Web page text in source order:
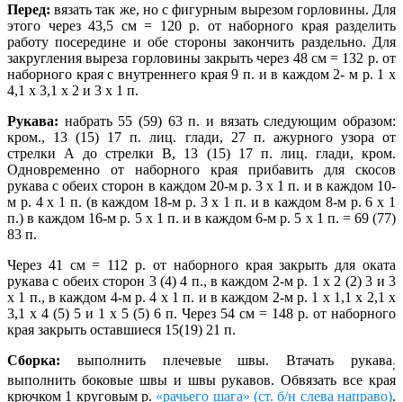
Перед: вязать так же, но с фигурным вырезом горловины. Для
этого через 43,5 см = 120 р. от наборного края разделить
работу посередине и обе стороны закончить раздельно. Для
закругления выреза горловины закрыть через 48 см = 132 р. от
наборного края с внутреннего края 9 п. и в каждом 2- м р. 1 х
4,1 х 3,1 х 2 и 3 х 1 п.
Рукава: набрать 55 (59) 63 п. и вязать следующим образом:
кром., 13 (15) 17 п. лиц. глади, 27 п. ажурного узора от
стрелки А до стрелки В, 13 (15) 17 п. лиц. глади, кром.
Одновременно от наборного края прибавить для скосов
рукава с обеих сторон в каждом 20-м р. 3 х 1 п. и в каждом 10-
м р. 4 х 1 п. (в каждом 18-м р. 3 х 1 п. и в каждом 8-м р. 6 х 1
п.) в каждом 16-м р. 5 х 1 п. и в каждом 6-м р. 5 х 1 п. = 69 (77)
83 п.
Через 41 см = 112 р. от наборного края закрыть для оката
рукава с обеих сторон 3 (4) 4 п., в каждом 2-м р. 1 х 2 (2) 3 и 3
х 1 п., в каждом 4-м р. 4 х 1 п. и в каждом 2-м р. 1 х 1,1 х 2,1 х
3,1 х 4 (5) 5 и 1 х 5 (5) 6 п. Через 54 см = 148 р. от наборного
края закрыть оставшиеся 15(19) 21 п.
Сборка: выполнить плечевые швы. Втачать рукава;
выполнить боковые швы и швы рукавов. Обвязать все края
крючком 1 круговым р. «рачьего шага» (ст. б/н слева направо).